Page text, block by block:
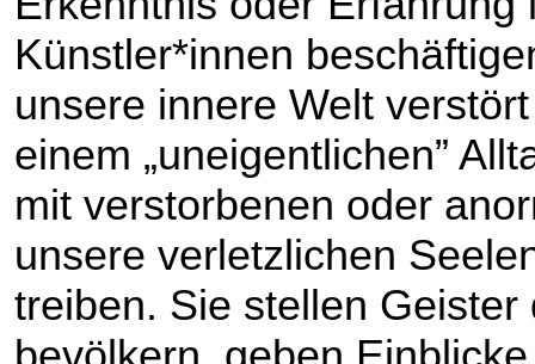
Künstler*innen
unsere innere Welt
einem „uneigentlichen”
mit verstorbenen oder
unsere verletzlichen
treiben. Sie stellen